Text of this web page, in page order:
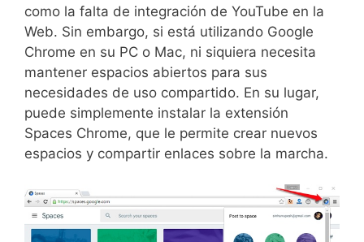
como la falta de integración de YouTube en la
Web. Sin embargo, si está utilizando Google
Chrome en su PC o Mac, ni siquiera necesita
mantener espacios abiertos para sus
necesidades de uso compartido. En su lugar,
puede simplemente instalar la extensión
Spaces Chrome, que le permite crear nuevos
espacios y compartir enlaces sobre la marcha.